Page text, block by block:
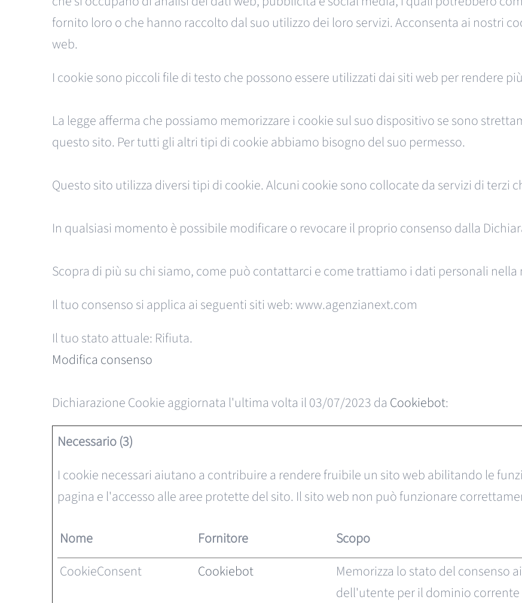
fornito loro o che hanno raccolto dal suo utilizzo dei loro servizi. Acconsenta ai nostri
web.
I cookie sono piccoli file di testo che possono essere utilizzati dai siti web per rendere
La legge afferma che possiamo memorizzare i cookie sul suo dispositivo se sono
questo sito. Per tutti gli altri tipi di cookie abbiamo bisogno del suo permesso.
Questo sito utilizza diversi tipi di cookie. Alcuni cookie sono collocate da servizi di terzi
In qualsiasi momento è possibile modificare o revocare il proprio consenso dalla
Scopra di più su chi siamo, come può contattarci e come trattiamo i dati personali
Il tuo consenso si applica ai seguenti siti web: www.agenzianext.com
Il tuo stato attuale: Rifiuta.
Modifica consenso
Dichiarazione Cookie aggiornata l'ultima volta il 03/07/2023 da Cookiebot:
Necessario (3)
I cookie necessari aiutano a contribuire a rendere fruibile un sito web abilitando le
pagina e l'accesso alle aree protette del sito. Il sito web non può funzionare
Nome Fornitore Scopo
CookieConsent
Cookiebot
Memorizza lo stato del consenso
dell'utente per il dominio corrente